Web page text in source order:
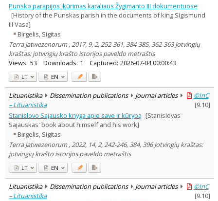
Punsko parapijos įkūrimas karaliaus Žygimanto III dokumentuose
[History of the Punskas parish in the documents of king Sigismund
III Vasa]
Birgelis, Sigitas
Terra Jatwezenorum , 2017, 9, 2, 252-361, 384-385, 362-363 Jotvingių
kraštas: jotvingių krašto istorijos paveldo metraštis
Views: 53 Downloads: 1 Captured: 2026-07-04 00:00:43
LT EN
Lituanistika Dissemination publications Journal articles
©InC
– Lituanistika
[9.10]
Stanislovo Sajausko knyga apie save ir kūrybą [Stanislovas
Sajauskas' book about himself and his work]
Birgelis, Sigitas
Terra Jatwezenorum , 2022, 14, 2, 242-246, 384, 396 Jotvingių kraštas:
jotvingių krašto istorijos paveldo metraštis
LT EN
Lituanistika Dissemination publications Journal articles
©InC
– Lituanistika
[9.10]